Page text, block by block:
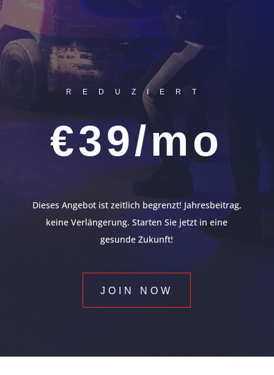
REDUZIERT
€39/mo
Dieses Angebot ist zeitlich begrenzt! Jahresbeitrag,
keine Verlängerung. Starten Sie jetzt in eine
gesunde Zukunft!
JOIN NOW